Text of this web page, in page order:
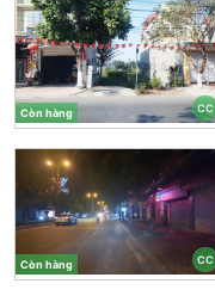
CC
Còn hàng
CC
Còn hàng